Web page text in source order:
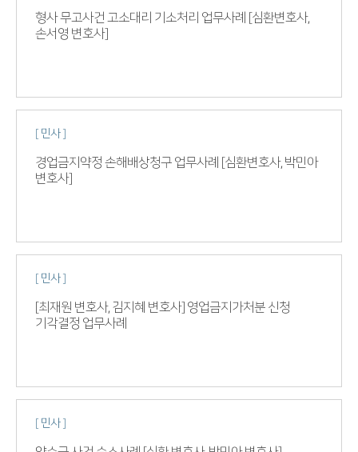
형사 무고사건 고소대리 기소처리 업무사례 [심환변호사,
손서영 변호사]
[ 민사 ]
경업금지약정 손해배상청구 업무사례 [심환변호사, 박민아
변호사]
[ 민사 ]
[최재원 변호사, 김지혜 변호사] 영업금지가처분 신청
기각결정 업무사례
[ 민사 ]